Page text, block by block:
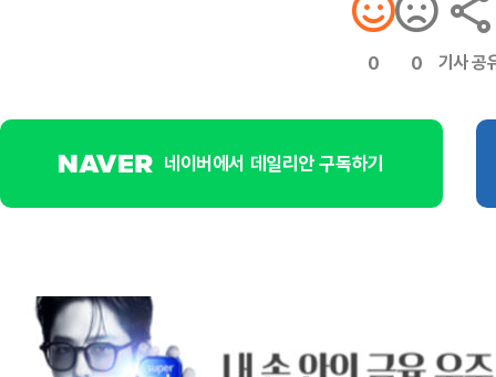
0 0 기사 공
네이버에서 데일리안 구독하기